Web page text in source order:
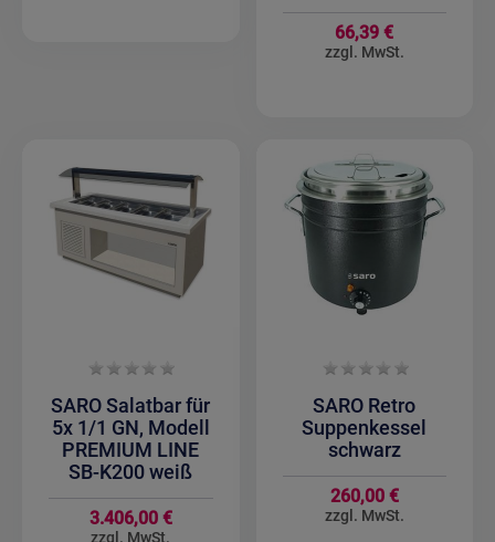
66,39 €
SARO Salatbar für
5x 1/1 GN, Modell
PREMIUM LINE
SB-K200 weiß
3.406,00 €
SARO Retro
Suppenkessel
schwarz
260,00 €